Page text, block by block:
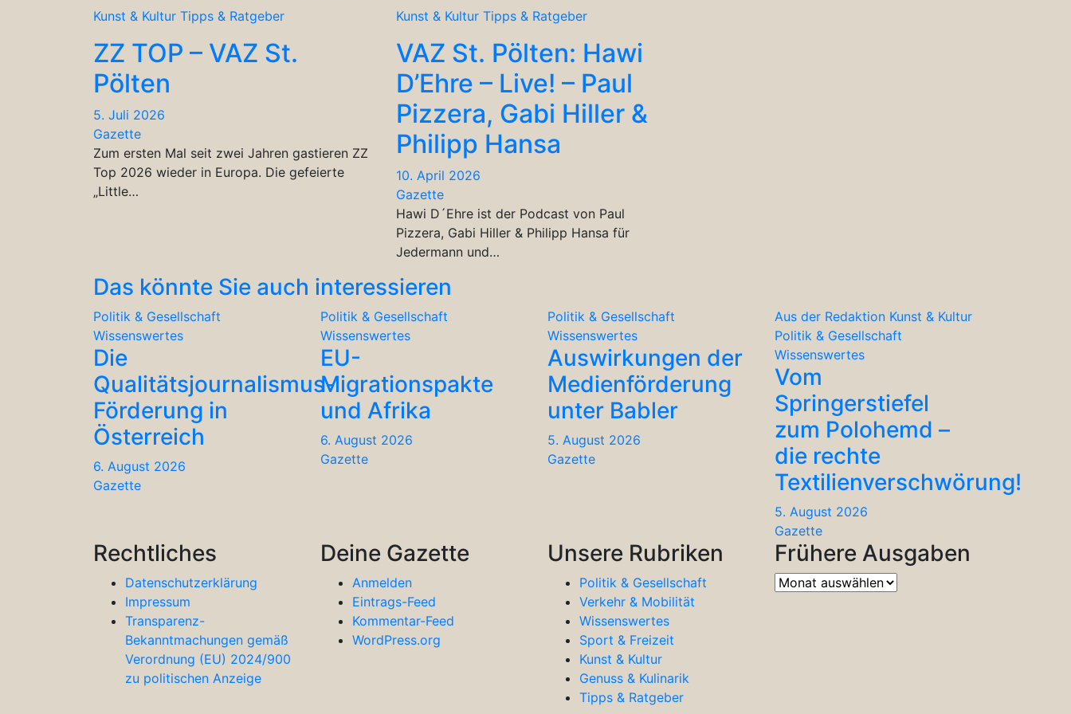
Kunst & Kultur Tipps & Ratgeber
ZZ TOP – VAZ St.
Pölten
5. Juli 2026
Gazette
Zum ersten Mal seit zwei Jahren gastieren ZZ
Top 2026 wieder in Europa. Die gefeierte
„Little…
Kunst & Kultur Tipps & Ratgeber
VAZ St. Pölten: Hawi
D’Ehre – Live! – Paul
Pizzera, Gabi Hiller &
Philipp Hansa
10. April 2026
Gazette
Hawi D´Ehre ist der Podcast von Paul
Pizzera, Gabi Hiller & Philipp Hansa für
Jedermann und…
Das könnte Sie auch interessieren
Politik & Gesellschaft
Wissenswertes
Die
Qualitätsjournalismus-
Förderung in
Österreich
6. August 2026
Gazette
Politik & Gesellschaft
Wissenswertes
EU-
Migrationspakte
und Afrika
6. August 2026
Gazette
Politik & Gesellschaft
Wissenswertes
Auswirkungen der
Medienförderung
unter Babler
5. August 2026
Gazette
Aus der Redaktion Kunst & Kultur
Politik & Gesellschaft
Wissenswertes
Vom
Springerstiefel
zum Polohemd –
die rechte
Textilienverschwörung!
5. August 2026
Gazette
Rechtliches
Datenschutzerklärung
Impressum
Transparenz-
Bekanntmachungen gemäß
Verordnung (EU) 2024/900
zu politischen Anzeige
Deine Gazette
Anmelden
Eintrags-Feed
Kommentar-Feed
WordPress.org
Unsere Rubriken
Politik & Gesellschaft
Verkehr & Mobilität
Wissenswertes
Sport & Freizeit
Kunst & Kultur
Genuss & Kulinarik
Tipps & Ratgeber
Frühere Ausgaben
Frühere